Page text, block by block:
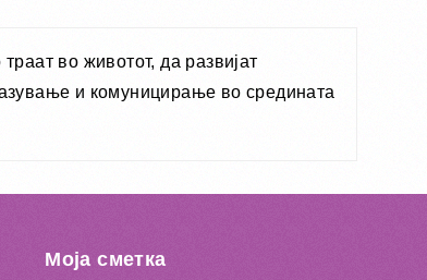
во животот, да развијат
и комуницирање во средината
Моја сметка